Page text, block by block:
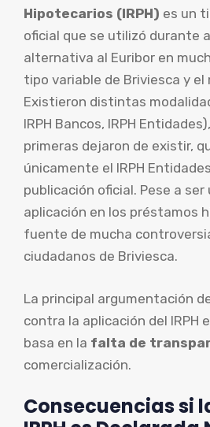
Hipotecarios (IRPH) es un
oficial que se utilizó durante
alternativa al Euribor en
tipo variable de Briviesca y el
Existieron distintas
IRPH Bancos, IRPH
primeras dejaron de existir,
únicamente el IRPH
publicación oficial. Pese a ser
aplicación en los préstamos
fuente de mucha
ciudadanos de Briviesca.
La principal argumentación
contra la aplicación del IRPH
basa en la falta de
comercialización.
Consecuencias si